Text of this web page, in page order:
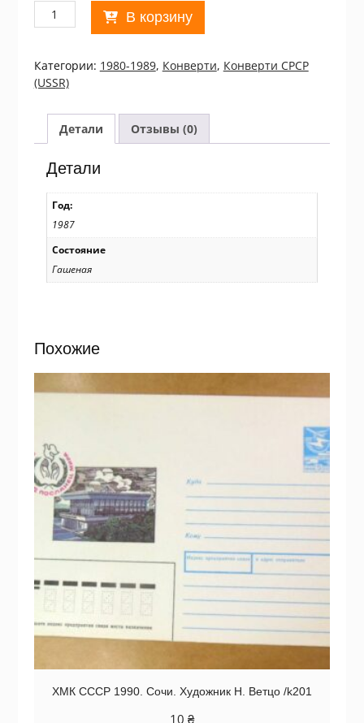
Количество
товара
СРСР
1987.
гражданской
войны
Д.
Жлоба
(СГ
Київ)
Ref:
k225
В корзину
Категории: 1980-1989, Конверти, Конверти СРСР
(USSR)
Детали Отзывы (0)
Детали
Год:
1987
Состояние
Гашеная
Похожие
ХМК СССР 1990. Сочи. Художник Н. Ветцо /k201
10 ₴